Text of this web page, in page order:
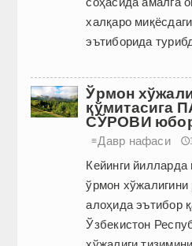
халқаро
эътиборида
Ўрмон
қўмитасига
СЎРОВИ
≡Давр нафаси
Кейинги
ўрмон
алоҳида эътибор
Ўзбекистон